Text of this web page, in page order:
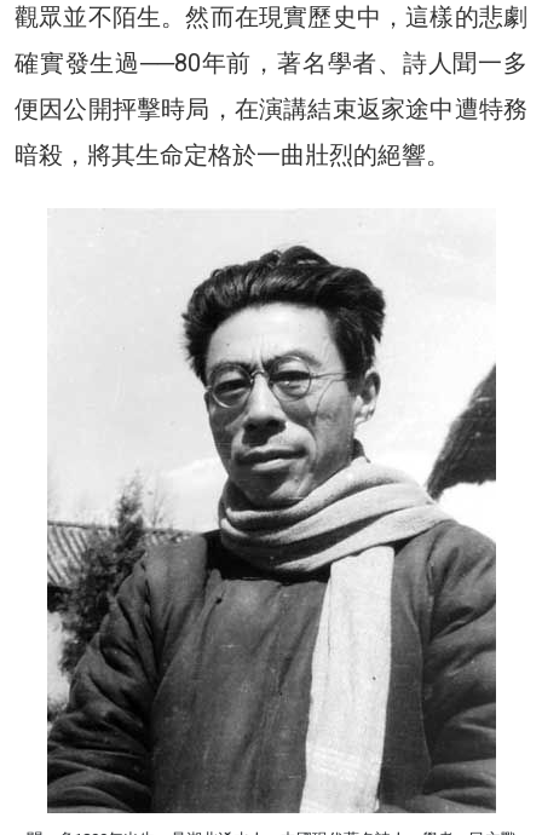
觀眾並不陌生。然而在現實歷史中，這樣的悲劇
確實發生過──80年前，著名學者、詩人聞一多
便因公開抨擊時局，在演講結束返家途中遭特務
暗殺，將其生命定格於一曲壯烈的絕響。